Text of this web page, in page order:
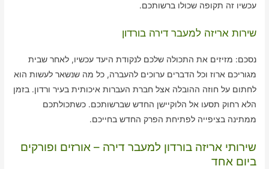
עכשיו זה תקופה שכולו ברשותכם.
שירות אריזה למעבר דירה בורדון
נסכם: מזיזים את התכולה שלכם לנקודת היעד עכשיו, לאחר שבית
מגוריכם ארוז וכל הדברים ערוכים להעברה, כל מה שנשאר לעשות הוא
לחתום על חוזה ההובלה אצל חברת העברות איכותית בעיר ורדון. בזמן
הלא רחוק תסעו אל הלוקיישן החדש שברשותכם. כשתכולתכם
ממתינה בציפייה לפתיחת הפרק החדש בחייכם.
שירותי אריזה בורדון למעבר דירה – אורזים ופורקים
ביום אחד